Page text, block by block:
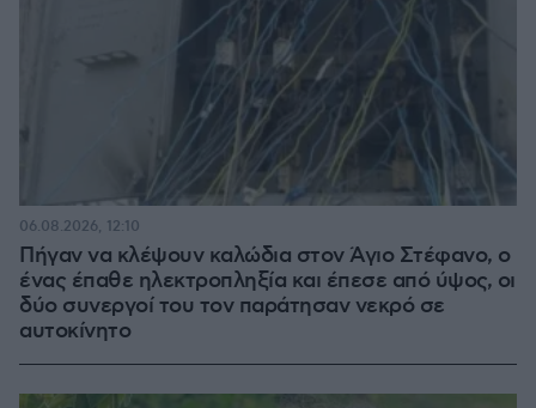
Πήγαν να κλέψουν καλώδια στον Άγιο Στέφανο, ο
ένας έπαθε ηλεκτροπληξία και έπεσε από ύψος, οι
δύο συνεργοί του τον παράτησαν νεκρό σε
αυτοκίνητο
06.08.2026, 12:10